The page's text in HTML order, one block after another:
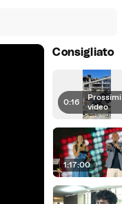
Consigliato
0:16 | Prossimi
video
1:17:00